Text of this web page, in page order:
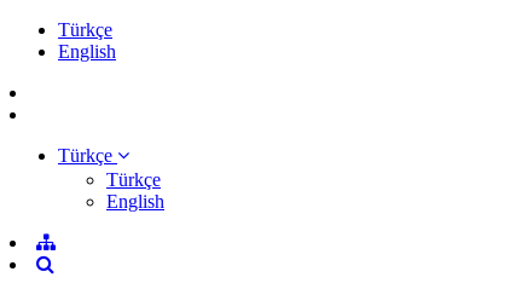
Türkçe
English
Türkçe
Türkçe
English